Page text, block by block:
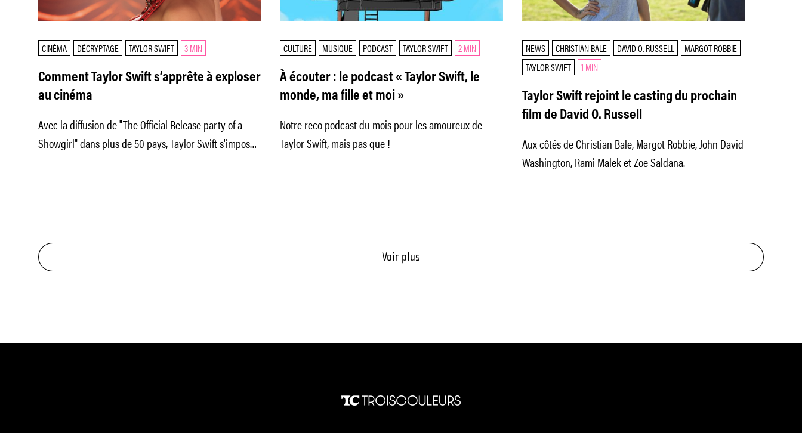
CINÉMA DÉCRYPTAGE TAYLOR SWIFT 3 MIN
Comment Taylor Swift s’apprête à exploser
au cinéma
Avec la diffusion de "The Official Release party of a
Showgirl" dans plus de 50 pays, Taylor Swift s'impose
CULTURE MUSIQUE PODCAST TAYLOR SWIFT 2 MIN
À écouter : le podcast « Taylor Swift, le
monde, ma fille et moi »
Notre reco podcast du mois pour les amoureux de
Taylor Swift, mais pas que !
NEWS CHRISTIAN BALE DAVID O. RUSSELL
MARGOT ROBBIE
TAYLOR SWIFT
1 MIN
Taylor Swift rejoint le casting du prochain
film de David O. Russell
Aux côtés de Christian Bale, Margot Robbie, John David
Washington, Rami Malek et Zoe Saldana.
Voir plus